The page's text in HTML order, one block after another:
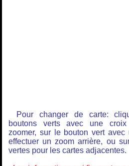
Pour changer de carte:
boutons verts avec une
zoomer, sur le bouton vert avec
effectuer un zoom arrière, ou
vertes pour les cartes adjacentes.